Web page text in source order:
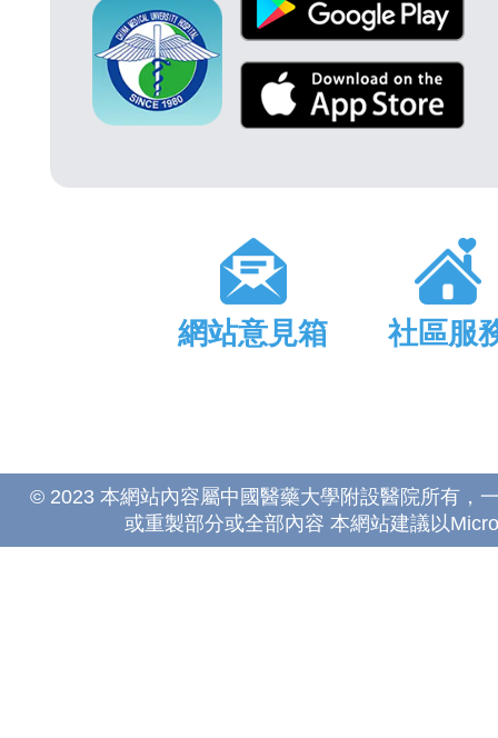
網站意見箱 社區服
© 2023 本網站內容屬中國醫藥大學附設醫院所有，
或重製部分或全部內容 本網站建議以